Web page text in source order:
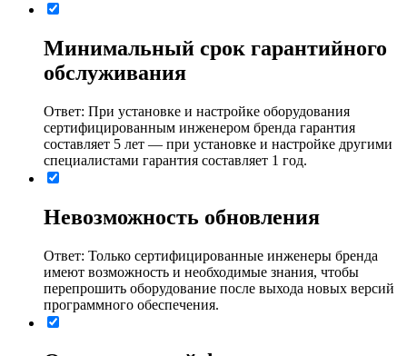
Минимальный срок гарантийного
обслуживания
Ответ: При установке и настройке оборудования
сертифицированным инженером бренда гарантия
составляет 5 лет ― при установке и настройке другими
специалистами гарантия составляет 1 год.
Невозможность обновления
Ответ: Только сертифицированные инженеры бренда
имеют возможность и необходимые знания, чтобы
перепрошить оборудование после выхода новых версий
программного обеспечения.